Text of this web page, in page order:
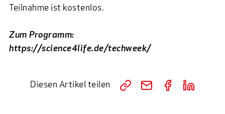
Teilnahme ist kostenlos.
Zum Programm:
https://science4life.de/techweek/
Diesen Artikel teilen